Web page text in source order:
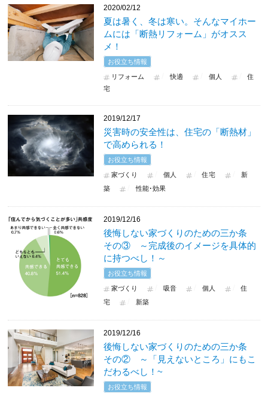
2020/02/12
夏は暑く、冬は寒い。そんなマイホー
ムには「断熱リフォーム」がオスス
メ！
お役立ち情報
リフォーム 快適 個人
住
宅
2019/12/17
災害時の安全性は、住宅の「断熱材」
で高められる！
お役立ち情報
家づくり 個人 住宅
新
築
性能･効果
2019/12/16
後悔しない家づくりのための三か条
その③ ～完成後のイメージを具体的
に持つべし！～
お役立ち情報
家づくり 吸音 個人
住
宅
新築
2019/12/16
後悔しない家づくりのための三か条
その② ～「見えないところ」にもこ
だわるべし！~
お役立ち情報